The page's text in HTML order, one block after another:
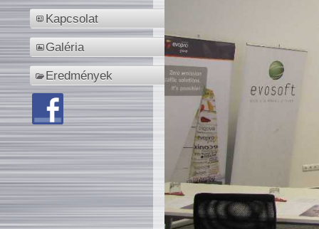
Kapcsolat
Galéria
Eredmények